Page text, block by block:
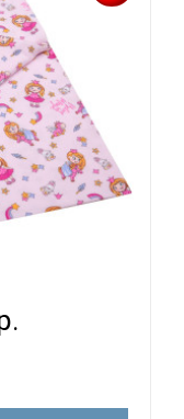
нежный и
к частым
пар..
-